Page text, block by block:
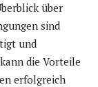
über
sind
und
die Vorteile
erfolgreich